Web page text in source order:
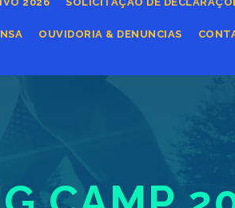
OUVIDORIA & DENUNCIAS